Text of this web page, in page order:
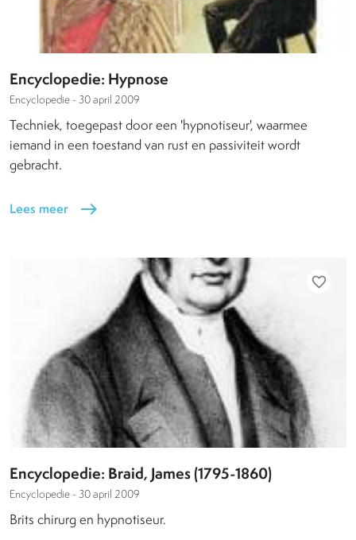
Encyclopedie: Hypnose
Encyclopedie - 30 april 2009
Techniek, toegepast door een 'hypnotiseur', waarmee
iemand in een toestand van rust en passiviteit wordt
gebracht.
Lees meer east
favorite_border
Encyclopedie: Braid, James (1795-1860)
Encyclopedie - 30 april 2009
Brits chirurg en hypnotiseur.